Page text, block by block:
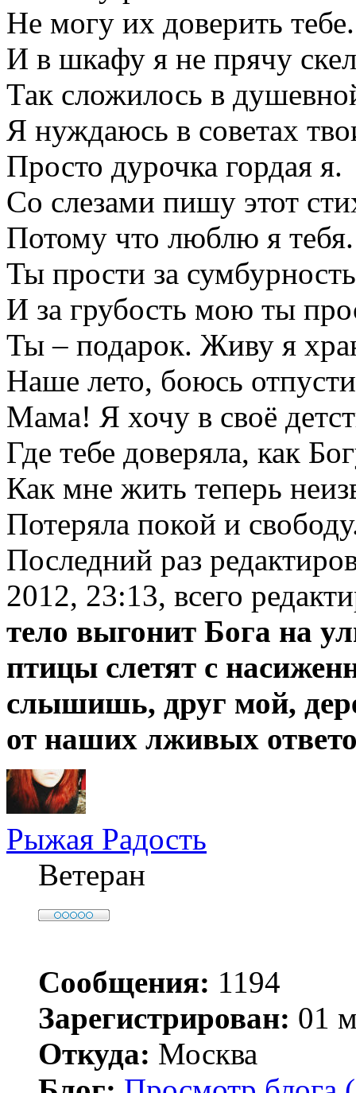
Не могу их доверить тебе.
И в шкафу я не прячу
Так сложилось в
Я нуждаюсь в советах
Просто дурочка гордая я.
Со слезами пишу этот
Потому что люблю я тебя.
Ты прости за
И за грубость мою ты
Ты – подарок. Живу я
Наше лето, боюсь
Мама! Я хочу в своё
Где тебе доверяла, как
Как мне жить теперь
Потеряла покой и
Последний раз
2012, 23:13, всего
тело выгонит Бога на
птицы слетят с
слышишь, друг мой,
от наших лживых
Рыжая Радость
Ветеран
Сообщения: 1194
Зарегистрирован: 01
Откуда: Москва